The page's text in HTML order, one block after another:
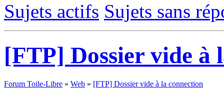
Sujets actifs Sujets sans
[FTP] Dossier vide à
Forum Toile-Libre » Web » [FTP] Dossier vide à la connection